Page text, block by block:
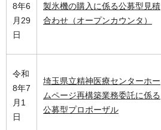
8年6
月29
日
製氷機の購入に係る公募型見積
合わせ（オープンカウンタ）
令和
8年7
月1
日
埼玉県立精神医療センターホー
ムページ再構築業務委託に係る
公募型プロポーザル